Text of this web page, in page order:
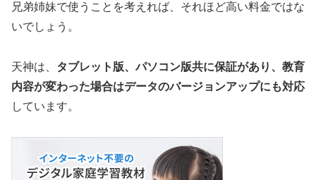
兄弟姉妹で使うことを考えれば、それほど高い料金ではな
いでしょう。
天神は、 タブレット版、パソコン版共に保証があり、教育
内容が変わった場合はデータのバージョンアップにも対応
しています。